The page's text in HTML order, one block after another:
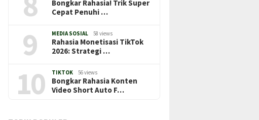
Bongkar Rahasia! Trik Super
Cepat Penuhi …
9 MEDIA SOSIAL 58 views
Rahasia Monetisasi TikTok
2026: Strategi …
10 TIKTOK 56 views
Bongkar Rahasia Konten
Video Short Auto F…